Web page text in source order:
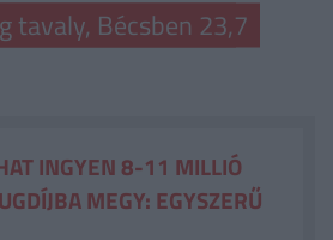
tavaly, Bécsben 23,7
INGYEN 8-11 MILLIÓ
MEGY: EGYSZERŰ